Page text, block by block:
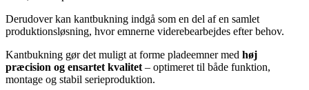
Derudover kan kantbukning indgå som en del af en samlet
produktionsløsning, hvor emnerne viderebearbejdes efter behov.
Kantbukning gør det muligt at forme pladeemner med høj
præcision og ensartet kvalitet – optimeret til både funktion,
montage og stabil serieproduktion.